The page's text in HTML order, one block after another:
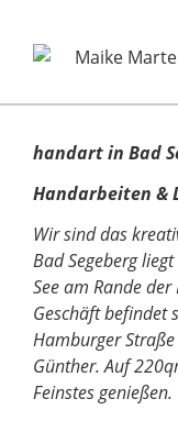
handart in Bad
Handarbeiten &
Wir sind das
Bad Segeberg
See am Rande
Geschäft befindet
Hamburger
Günther. Auf
Feinstes genießen.